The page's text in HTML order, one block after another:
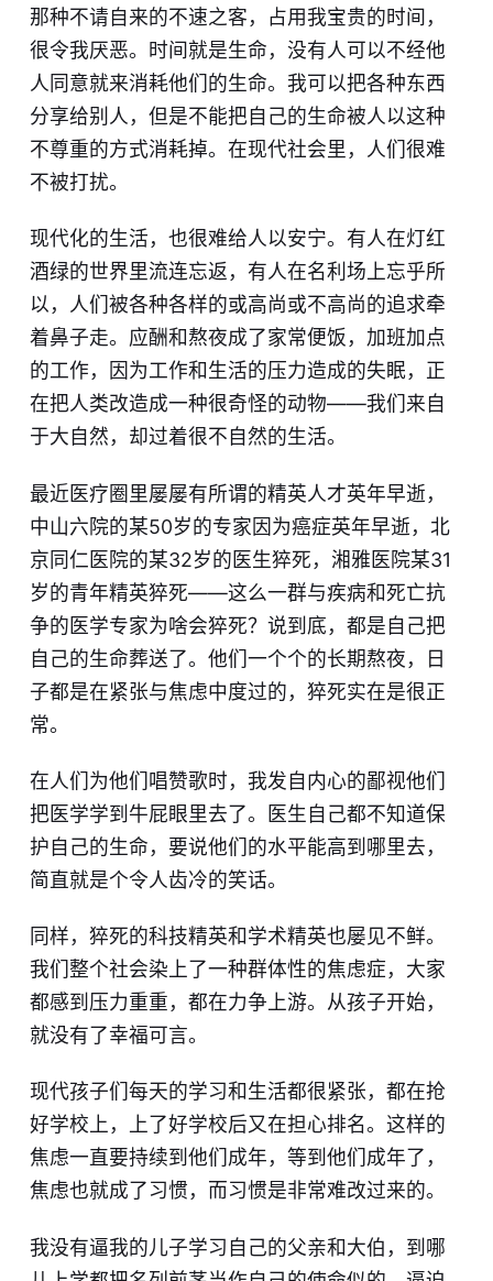
那种不请自来的不速之客，占用我宝贵的时间，
很令我厌恶。时间就是生命，没有人可以不经他
人同意就来消耗他们的生命。我可以把各种东西
分享给别人，但是不能把自己的生命被人以这种
不尊重的方式消耗掉。在现代社会里，人们很难
不被打扰。
现代化的生活，也很难给人以安宁。有人在灯红
酒绿的世界里流连忘返，有人在名利场上忘乎所
以，人们被各种各样的或高尚或不高尚的追求牵
着鼻子走。应酬和熬夜成了家常便饭，加班加点
的工作，因为工作和生活的压力造成的失眠，正
在把人类改造成一种很奇怪的动物——我们来自
于大自然，却过着很不自然的生活。
最近医疗圈里屡屡有所谓的精英人才英年早逝，
中山六院的某50岁的专家因为癌症英年早逝，北
京同仁医院的某32岁的医生猝死，湘雅医院某31
岁的青年精英猝死——这么一群与疾病和死亡抗
争的医学专家为啥会猝死？说到底，都是自己把
自己的生命葬送了。他们一个个的长期熬夜，日
子都是在紧张与焦虑中度过的，猝死实在是很正
常。
在人们为他们唱赞歌时，我发自内心的鄙视他们
把医学学到牛屁眼里去了。医生自己都不知道保
护自己的生命，要说他们的水平能高到哪里去，​
简直就是个令人齿冷的笑话。
同样，猝死的科技精英和学术精英也屡见不鲜。
我们整个社会染上了一种群体性的焦虑症，大家
都感到压力重重，都在力争上游。从孩子开始，
就没有了幸福可言。
现代孩子们每天的学习和生活都很紧张，都在抢
好学校上，上了好学校后又在担心排名。这样的
焦虑一直要持续到他们成年，等到他们成年了，
焦虑也就成了习惯，而习惯是非常难改过来的。
我没有逼我的儿子学习自己的父亲和大伯，到哪